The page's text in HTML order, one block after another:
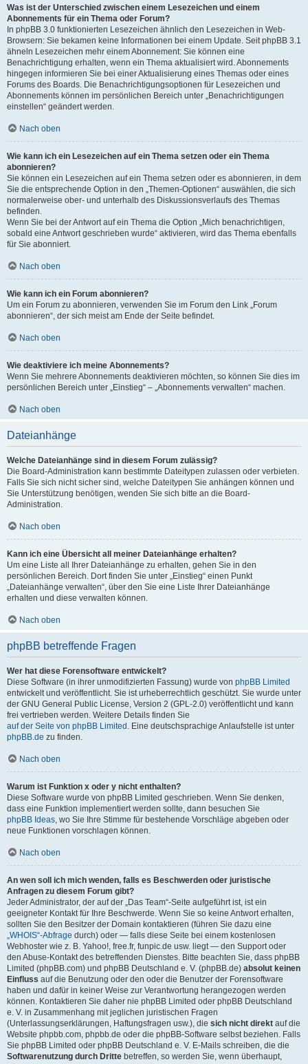
Was ist der Unterschied zwischen einem Lesezeichen und einem
Abonnements für ein Thema oder Forum?
In phpBB 3.0 funktionierten Lesezeichen ähnlich den Lesezeichen in Web-
Browsern: Sie bekamen keine Informationen bei einem Update. Seit phpBB 3.1
ähneln Lesezeichen mehr einem Abonnement: Sie können eine
Benachrichtigung erhalten, wenn ein Thema aktualisiert wird. Abonnements
hingegen informieren Sie bei einer Aktualisierung eines Themas oder eines
Forums des Boards. Die Benachrichtigungsoptionen für Lesezeichen und
Abonnements können im persönlichen Bereich unter „Benachrichtigungen
einstellen“ geändert werden.
Nach oben
Wie kann ich ein Lesezeichen auf ein Thema setzen oder ein Thema
abonnieren?
Sie können ein Lesezeichen auf ein Thema setzen oder es abonnieren, in dem
Sie die entsprechende Option in den „Themen-Optionen“ auswählen, die sich
normalerweise ober- und unterhalb des Diskussionsverlaufs des Themas
befinden.
Wenn Sie bei der Antwort auf ein Thema die Option „Mich benachrichtigen,
sobald eine Antwort geschrieben wurde“ aktivieren, wird das Thema ebenfalls
für Sie abonniert.
Nach oben
Wie kann ich ein Forum abonnieren?
Um ein Forum zu abonnieren, verwenden Sie im Forum den Link „Forum
abonnieren“, der sich meist am Ende der Seite befindet.
Nach oben
Wie deaktiviere ich meine Abonnements?
Wenn Sie mehrere Abonnements deaktivieren möchten, so können Sie dies im
persönlichen Bereich unter „Einstieg“ – „Abonnements verwalten“ machen.
Nach oben
Dateianhänge
Welche Dateianhänge sind in diesem Forum zulässig?
Die Board-Administration kann bestimmte Dateitypen zulassen oder verbieten.
Falls Sie sich nicht sicher sind, welche Dateitypen Sie anhängen können und
Sie Unterstützung benötigen, wenden Sie sich bitte an die Board-
Administration.
Nach oben
Kann ich eine Übersicht all meiner Dateianhänge erhalten?
Um eine Liste all Ihrer Dateianhänge zu erhalten, gehen Sie in den
persönlichen Bereich. Dort finden Sie unter „Einstieg“ einen Punkt
„Dateianhänge verwalten“, über den Sie eine Liste Ihrer Dateianhänge
erhalten und diese verwalten können.
Nach oben
phpBB betreffende Fragen
Wer hat diese Forensoftware entwickelt?
Diese Software (in ihrer unmodifizierten Fassung) wurde von phpBB Limited
entwickelt und veröffentlicht. Sie ist urheberrechtlich geschützt. Sie wurde unter
der GNU General Public License, Version 2 (GPL-2.0) veröffentlicht und kann
frei vertrieben werden. Weitere Details finden Sie
auf der Seite von phpBB Limited . Eine deutschsprachige Anlaufstelle ist unter
phpBB.de zu finden.
Nach oben
Warum ist Funktion x oder y nicht enthalten?
Diese Software wurde von phpBB Limited geschrieben. Wenn Sie denken,
dass eine Funktion implementiert werden sollte, dann besuchen Sie
phpBB Ideas, wo Sie Ihre Stimme für bestehende Vorschläge abgeben oder
neue Funktionen vorschlagen können.
Nach oben
An wen soll ich mich wenden, falls es Beschwerden oder juristische
Anfragen zu diesem Forum gibt?
Jeder Administrator, der auf der „Das Team“-Seite aufgeführt ist, ist ein
geeigneter Kontakt für Ihre Beschwerde. Wenn Sie so keine Antwort erhalten,
sollten Sie den Besitzer der Domain kontaktieren (führen Sie dazu eine
„WHOIS“-Abfrage durch) oder — falls diese Seite bei einem kostenlosen
Webhoster wie z. B. Yahoo!, free.fr, funpic.de usw. liegt — den Support oder
den Abuse-Kontakt des betreffenden Dienstes. Bitte beachten Sie, dass phpBB
Limited (phpBB.com) und phpBB Deutschland e. V. (phpBB.de) absolut keinen
Einfluss auf die Benutzung oder den oder die Benutzer der Forensoftware
haben und dafür in keiner Weise zur Verantwortung herangezogen werden
können. Kontaktieren Sie daher nie phpBB Limited oder phpBB Deutschland
e. V. in Zusammenhang mit jeglichen juristischen Fragen
(Unterlassungserklärungen, Haftungsfragen usw.), die sich nicht direkt auf die
Website phpbb.com, phpbb.de oder die phpBB-Software selbst beziehen. Falls
Sie phpBB Limited oder phpBB Deutschland e. V. E-Mails schreiben, die die
Softwarenutzung durch Dritte betreffen, so werden Sie, wenn überhaupt,